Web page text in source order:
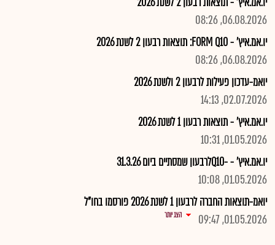
06.08.2026, 08:26
יו.אמ.איץ' - FORM Q10: תוצאות רבעון 2 לשנת 2026
06.08.2026, 08:26
יואמ-עדכון פעילות לרבעון 2 ולשנת 2026
02.07.2026, 14:13
יו.אמ.איץ' - תוצאות רבעון 1 לשנת 2026
01.05.2026, 10:31
יו.אמ.איץ' - -Q10לרבעון שמסתיים ביום 31.3.26
01.05.2026, 10:08
יואמ-תוצאות החברה לרבעון 1 לשנת 2026 פורסמו בחו"ל
01.05.2026, 09:47
הצג יותר